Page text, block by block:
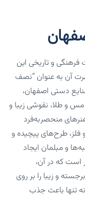
و تاریخی این
آن به عنوان “نصف
دستی اصفهان،
و طلا، نقوشی زیبا و
منحصربه‌فرد
طرح‌های پیچیده و
و مبلمان ایجاد
است که در آن،
و زیبا را بر روی
تنها باعث جذب